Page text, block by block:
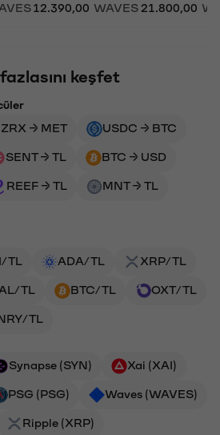
12.390,00 WAVES 21.800,00
keşfet
ZRX → MET USDC → BTC
SENT → TL BTC → USD
REEF → TL MNT → TL
TL ADA/TL XRP/TL
TL BTC/TL OXT/TL
TL
Synapse (SYN) Xai (XAI)
PSG (PSG) Waves (WAVES)
Ripple (XRP)